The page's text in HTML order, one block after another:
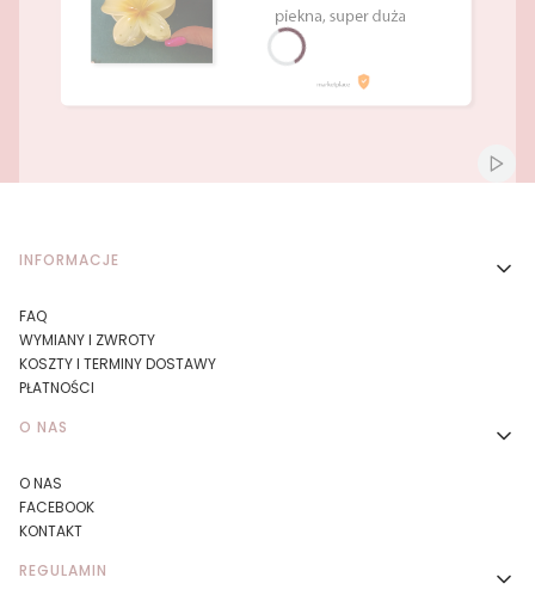
Linki w stopce
INFORMACJE
FAQ
WYMIANY I ZWROTY
KOSZTY I TERMINY DOSTAWY
PŁATNOŚCI
O NAS
O NAS
FACEBOOK
KONTAKT
REGULAMIN